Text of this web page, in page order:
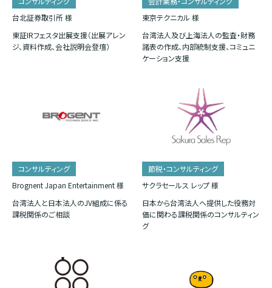
台北証券取引所 様
東証IRフェスタ出展支援（出展アレン
ジ、資料作成、会社説明会登壇）
東京テクニカル 様
台湾法人及び上海法人の監査・財務
諸表の作成、内部統制支援、コミュニ
ケーション支援
コンサルティング
Brognent Japan Entertainment 様
台湾法人と日本法人のJV組成に係る
課税関係のご相談
節税・コンサルティング
サクラセールス レップ 様
日本から台湾法人へ提供した役務対
価に関わる課税関係のコンサルティン
グ